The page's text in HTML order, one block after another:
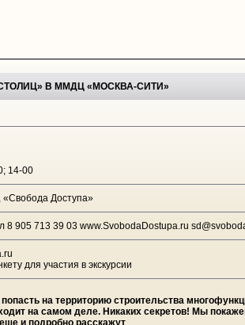
В ММДЦ «МОСКВА-СИТИ»
14-00
«Свобода Доступа»
8 905 713 39 03 www.SvobodaDostupa.ru
для участия в экскурсии
на территорию строительства
на самом деле. Никаких секретов! Мы
и подробно расскажут